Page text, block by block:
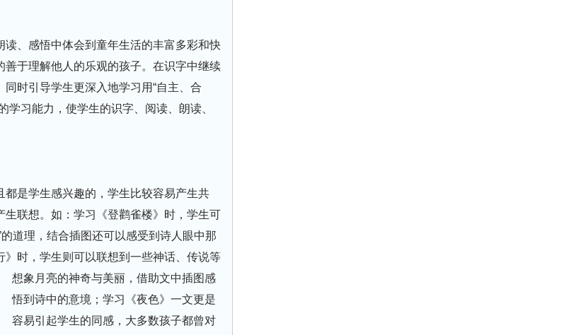
、感悟中体会到童年生活的丰富多彩和快
于理解他人的乐观的孩子。在识字中继续
时引导学生更深入地学习用“自主、合
学习能力，使学生的识字、阅读、朗读、
是学生感兴趣的，学生比较容易产生共
联想。如：学习《登鹳雀楼》时，学生可
道理，结合插图还可以感受到诗人眼中那
时，学生则可以联想到一些神话、传说等
想象月亮的神奇与美丽，借助文中插图感
悟到诗中的意境；学习《夜色》一文更是
容易引起学生的同感，大多数孩子都曾对